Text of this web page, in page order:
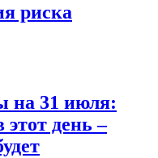
риска
на 31 июля:
день –